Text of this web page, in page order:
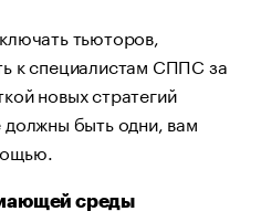
тьюторов,
к специалистам СППС за
новых стратегий
быть одни, вам
среды